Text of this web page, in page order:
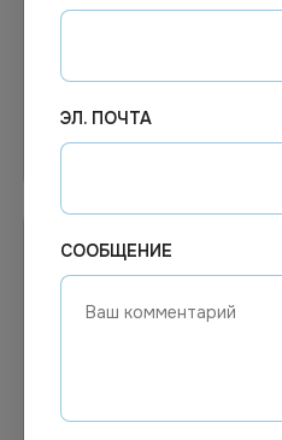
OpSalad 900 (400 шт/кор)
Узнать цену
ЭЛ. ПОЧТА
СООБЩЕНИЕ